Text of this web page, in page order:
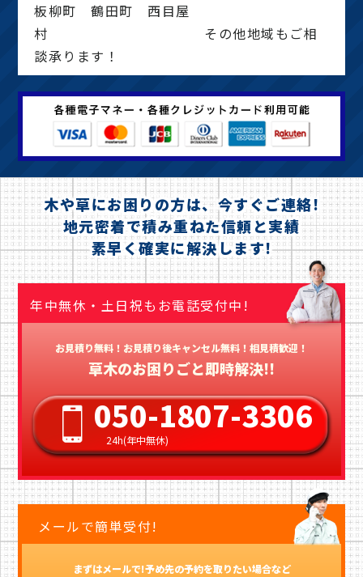
板柳町 鶴田町 西目屋
村 その他地域もご相
談承ります！
木や草にお困りの方は、今すぐご連絡!
地元密着で積み重ねた信頼と実績
素早く確実に解決します!
年中無休・土日祝もお電話受付中!
お見積り無料！お見積り後キャンセル無料！相見積歓迎！
草木のお困りごと即時解決!!
050-1807-3306
24h(年中無休)
メールで簡単受付!
まずはメールで!予め先の予約を取りたい場合など